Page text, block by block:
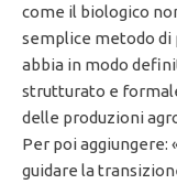
come il biologico
semplice metodo di
abbia in modo
strutturato e
delle produzioni
Per poi
guidare la